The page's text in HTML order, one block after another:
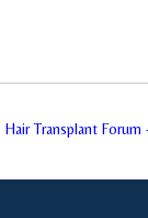
Hair Transplant